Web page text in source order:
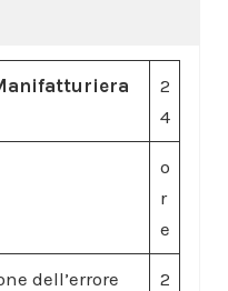
2
4
o
r
e
dell’errore
2